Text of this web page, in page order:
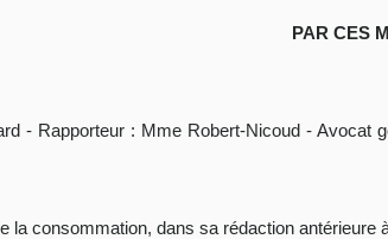
PAR CES
- Rapporteur : Mme Robert-Nicoud -
la consommation, dans sa rédaction antérieure